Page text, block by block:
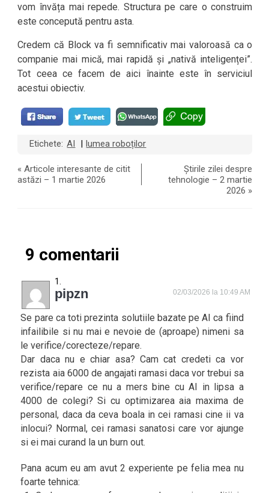
vom învăța mai repede. Structura pe care o construim
este concepută pentru asta.
Credem că Block va fi semnificativ mai valoroasă ca o
companie mai mică, mai rapidă și „nativă inteligenței”.
Tot ceea ce facem de aici înainte este în serviciul
acestui obiectiv.
Etichete: AI | lumea roboților
«Articole interesante de citit
astăzi – 1 martie 2026
Știrile zilei despre
tehnologie – 2 martie
2026 »
9 comentarii
pipzn 02/03/2026 la 10:49 AM
Se pare ca toti prezinta solutiile bazate pe AI ca fiind
infailibile si nu mai e nevoie de (aproape) nimeni sa
le verifice/corecteze/repare.
Dar daca nu e chiar asa? Cam cat credeti ca vor
rezista aia 6000 de angajati ramasi daca vor trebui sa
verifice/repare ce nu a mers bine cu AI in lipsa a
4000 de colegi? Si cu optimizarea aia maxima de
personal, daca da ceva boala in cei ramasi cine ii va
inlocui? Normal, cei ramasi sanatosi care vor ajunge
si ei mai curand la un burn out.
Pana acum eu am avut 2 experiente pe felia mea nu
foarte tehnica: